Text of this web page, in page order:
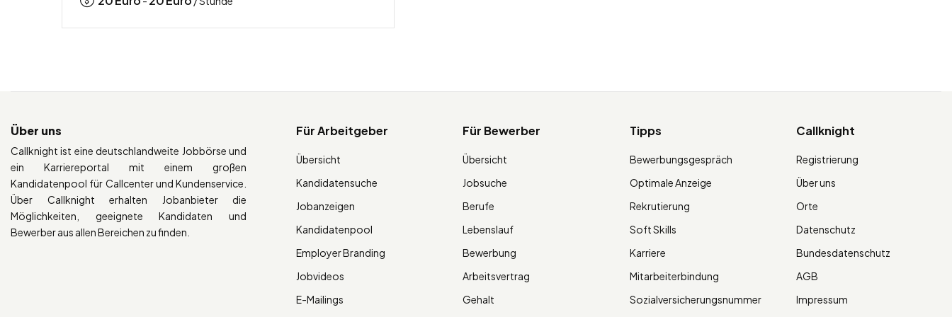
Über uns
Callknight ist eine deutschlandweite Jobbörse und
ein Karriereportal mit einem großen
Kandidatenpool für Callcenter und Kundenservice.
Über Callknight erhalten Jobanbieter die
Möglichkeiten, geeignete Kandidaten und
Bewerber aus allen Bereichen zu finden.
Für Arbeitgeber
Übersicht
Kandidatensuche
Jobanzeigen
Kandidatenpool
Employer Branding
Jobvideos
E-Mailings
Für Bewerber
Übersicht
Jobsuche
Berufe
Lebenslauf
Bewerbung
Arbeitsvertrag
Gehalt
Tipps
Bewerbungsgespräch
Optimale Anzeige
Rekrutierung
Soft Skills
Karriere
Mitarbeiterbindung
Sozialversicherungsnummer
Callknight
Registrierung
Über uns
Orte
Datenschutz
Bundesdatenschutz
AGB
Impressum